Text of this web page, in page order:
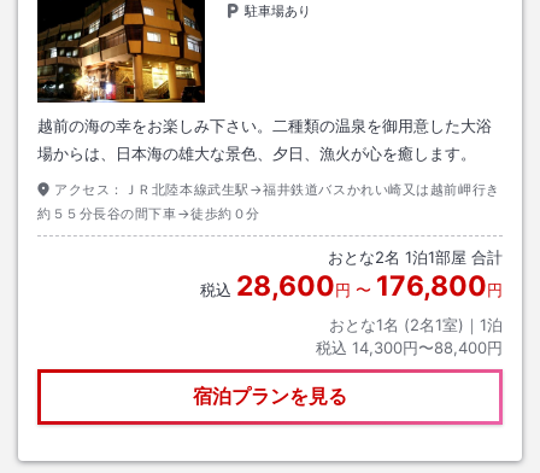
駐車場あり
越前の海の幸をお楽しみ下さい。二種類の温泉を御用意した大浴
場からは、日本海の雄大な景色、夕日、漁火が心を癒します。
アクセス：
ＪＲ北陸本線武生駅→福井鉄道バスかれい崎又は越前岬行き
約５５分長谷の間下車→徒歩約０分
おとな2名 1泊1部屋 合計
税込 28,600円 〜 176,800円
おとな1名 (2名1室)｜ 1泊
税込 14,300円〜88,400円
宿泊プランを見る